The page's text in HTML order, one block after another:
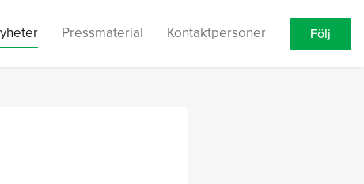
Pressmaterial Kontaktpersoner Följ